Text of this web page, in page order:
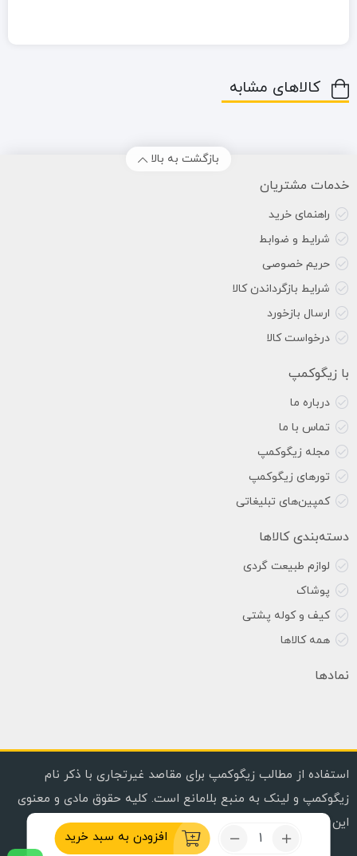
کالاهای مشابه
بازگشت به بالا
خدمات مشتریان
راهنمای خرید
شرایط و ضوابط
حریم خصوصی
شرایط بازگرداندن کالا
ارسال بازخورد
درخواست کالا
با زیگوکمپ
درباره ما
تماس با ما
مجله زیگوکمپ
تورهای زیگوکمپ
کمپین‌های تبلیغاتی
دسته‌بندی کالاها
لوازم طبیعت گردی
پوشاک
کیف و کوله پشتی
همه کالاها
نمادها
استفاده از مطالب زیگوکمپ برای مقاصد غیرتجاری با ذکر نام
زیگوکمپ و لینک به منبع بلامانع است. کلیه حقوق مادی و معنوی
این وب سایت محفوظ است. | Copyright © 2020, 2024
تعداد:
افزودن به سبد خرید